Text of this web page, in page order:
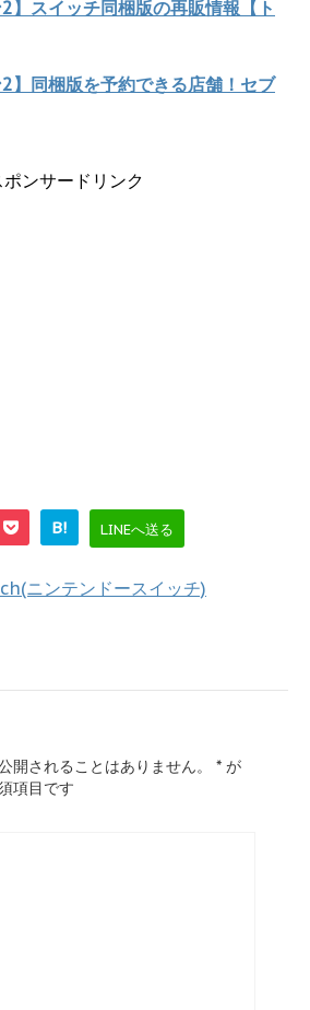
2】スイッチ同梱版の再販情報【ト
2】同梱版を予約できる店舗！セブ
ポンサードリンク
B! LINEへ送る
ニンテンドースイッチ)
開されることはありません。 * が
項目です